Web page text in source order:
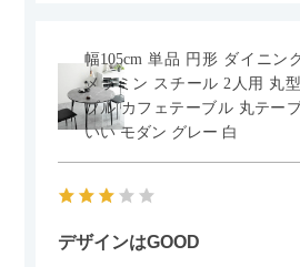
幅105cm 単品 円形 ダイニン
メラミン スチール 2人用 丸
ブル カフェテーブル 丸テー
いい モダン グレー 白
デザインはGOOD